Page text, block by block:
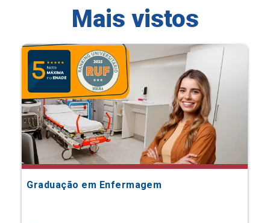
Mais vistos
Graduação em Enfermagem